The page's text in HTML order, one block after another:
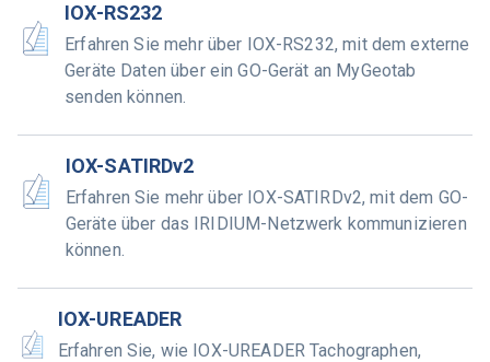
IOX-RS232
Erfahren Sie mehr über IOX-RS232, mit dem externe
Geräte Daten über ein GO-Gerät an MyGeotab
senden können.
IOX-SATIRDv2
Erfahren Sie mehr über IOX-SATIRDv2, mit dem GO-
Geräte über das IRIDIUM-Netzwerk kommunizieren
können.
IOX-UREADER
Erfahren Sie, wie IOX-UREADER Tachographen,